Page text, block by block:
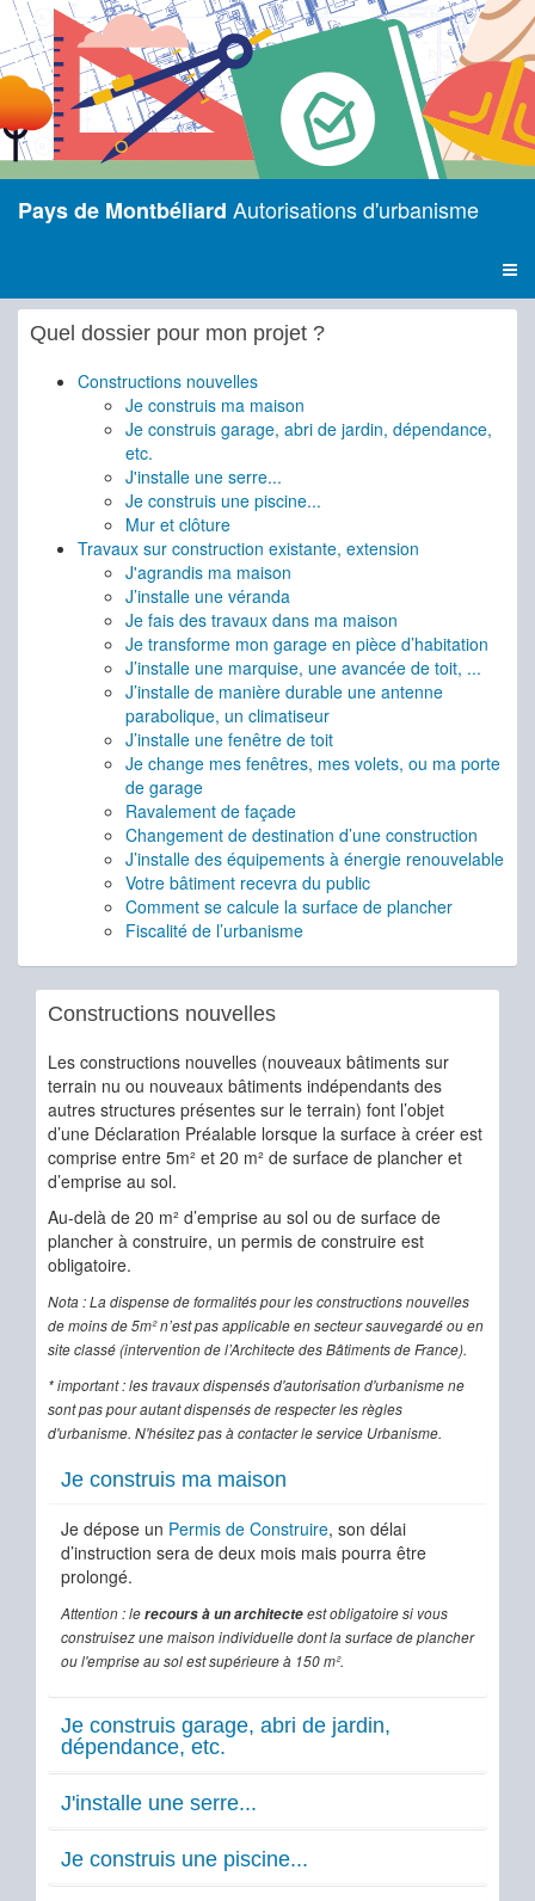
Pays de Montbéliard Autorisations d'urbanisme
Quel dossier pour mon projet ?
Constructions nouvelles
Je construis ma maison
Je construis garage, abri de jardin, dépendance,
etc.
J'installe une serre...
Je construis une piscine...
Mur et clôture
Travaux sur construction existante, extension
J'agrandis ma maison
J’installe une véranda
Je fais des travaux dans ma maison
Je transforme mon garage en pièce d’habitation
J’installe une marquise, une avancée de toit, ...
J’installe de manière durable une antenne
parabolique, un climatiseur
J’installe une fenêtre de toit
Je change mes fenêtres, mes volets, ou ma porte
de garage
Ravalement de façade
Changement de destination d’une construction
J’installe des équipements à énergie renouvelable
Votre bâtiment recevra du public
Comment se calcule la surface de plancher
Fiscalité de l’urbanisme
Constructions nouvelles
Les constructions nouvelles (nouveaux bâtiments sur
terrain nu ou nouveaux bâtiments indépendants des
autres structures présentes sur le terrain) font l’objet
d’une Déclaration Préalable lorsque la surface à créer est
comprise entre 5m² et 20 m² de surface de plancher et
d’emprise au sol.
Au-delà de 20 m² d’emprise au sol ou de surface de
plancher à construire, un permis de construire est
obligatoire.
Nota : La dispense de formalités pour les constructions nouvelles
de moins de 5m² n’est pas applicable en secteur sauvegardé ou en
site classé (intervention de l’Architecte des Bâtiments de France).
* important : les travaux dispensés d'autorisation d'urbanisme ne
sont pas pour autant dispensés de respecter les règles
d'urbanisme. N'hésitez pas à contacter le service Urbanisme.
Je construis ma maison
Je dépose un Permis de Construire, son délai
d’instruction sera de deux mois mais pourra être
prolongé.
Attention : lerecours à un architecteest obligatoire si vous
construisez une maison individuelle dont la surface de plancher
ou l'emprise au sol est supérieure à 150 m².
Je construis garage, abri de jardin,
dépendance, etc.
J'installe une serre...
Je construis une piscine...